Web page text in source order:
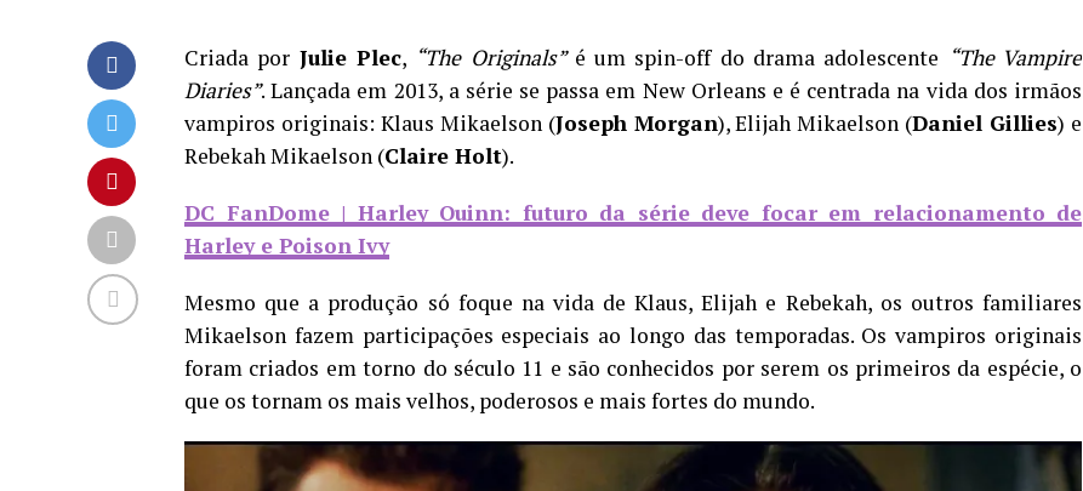
Criada por Julie Plec, “The Originals”é um spin-off do drama adolescente “The Vampire
Diaries”. Lançada em 2013, a série se passa em New Orleans e é centrada na vida dos irmãos
vampiros originais: Klaus Mikaelson (Joseph Morgan), Elijah Mikaelson (Daniel Gillies) e
Rebekah Mikaelson (Claire Holt).
DC FanDome | Harley Quinn: futuro da série deve focar em relacionamento de
Harley e Poison Ivy
Mesmo que a produção só foque na vida de Klaus, Elijah e Rebekah, os outros familiares
Mikaelson fazem participações especiais ao longo das temporadas. Os vampiros originais
foram criados em torno do século 11 e são conhecidos por serem os primeiros da espécie, o
que os tornam os mais velhos, poderosos e mais fortes do mundo.